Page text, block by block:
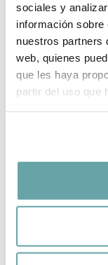
sociales y
información sobre
nuestros partners
web, quienes
que les haya
partir del uso que